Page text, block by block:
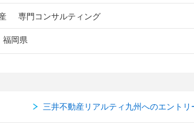
専門コンサルティング
福岡県
三井不動産リアルティ九州へのエントリ